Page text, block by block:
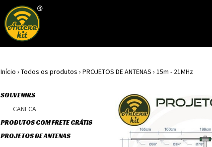
Início › Todos os produtos › PROJETOS DE ANTENAS › 15m - 21MHz
SOUVENIRS
CANECA
PRODUTOS COM FRETE GRÁTIS
PROJETOS DE ANTENAS